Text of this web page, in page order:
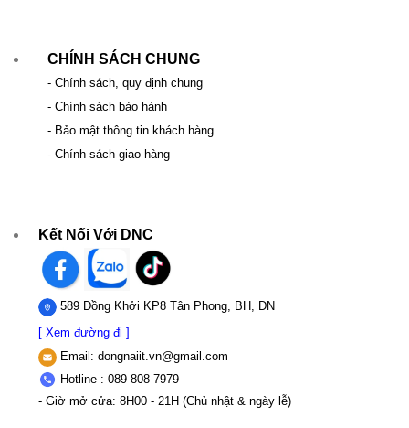
CHÍNH SÁCH CHUNG
- Chính sách, quy định chung
- Chính sách bảo hành
- Bảo mật thông tin khách hàng
- Chính sách giao hàng
Kết Nối Với DNC
589 Đồng Khởi KP8 Tân Phong, BH, ĐN
[ Xem đường đi ]
Email: dongnaiit.vn@gmail.com
Hotline : 089 808 7979
- Giờ mở cửa: 8H00 - 21H (Chủ nhật & ngày lễ)